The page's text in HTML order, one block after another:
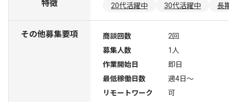
特徴 20代活躍中 30代活躍中 長
その他募集要項 商談回数
2回
募集人数
1人
作業開始日
即日
最低稼働日数
週4日〜
リモートワーク
可